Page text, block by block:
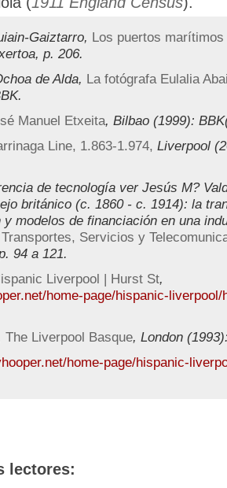
Gaiztarro, Los puertos
p. 206.
de Alda, La fotógrafa Eulalia
Manuel Etxeita, Bilbao (1999):
Line, 1.863-1.974, Liverpool
de tecnología ver Jesús M?
británico (c. 1860 - c. 1914): la
modelos de financiación en una
Transportes, Servicios y
94 a 121.
Liverpool | Hurst St,
home-page/hispanic-
The Liverpool Basque, London
home-page/hispanic-
lectores: